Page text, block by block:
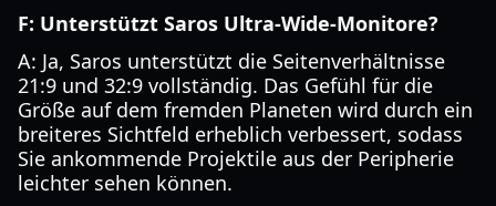
F: Unterstützt Saros Ultra-Wide-Monitore?
A: Ja, Saros unterstützt die Seitenverhältnisse
21:9 und 32:9 vollständig. Das Gefühl für die
Größe auf dem fremden Planeten wird durch ein
breiteres Sichtfeld erheblich verbessert, sodass
Sie ankommende Projektile aus der Peripherie
leichter sehen können.